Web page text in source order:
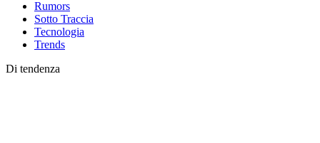
Rumors
Sotto Traccia
Tecnologia
Trends
Di tendenza